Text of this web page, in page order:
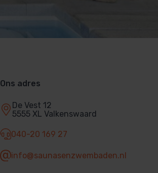
Ons adres
De Vest 12
5555 XL Valkenswaard
040-20 169 27
info@saunasenzwembaden.nl